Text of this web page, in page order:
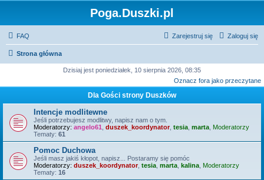
Poga.Duszki.pl
FAQ Zaloguj się
Zarejestruj się
Strona główna
Dzisiaj jest poniedziałek, 10 sierpnia 2026, 08:35
Oznacz fora jako przeczytane
Dla Gości strony Duszków
Intencje modlitewne
Jeśli potrzebujesz modlitwy, napisz nam o tym.
Moderatorzy: angelo61 duszek_koordynator, tesia marta Moderatorzy
Tematy: 61
Pomoc Duchowa
Jeśli masz jakiś kłopot, napisz... Postaramy się pomóc
Moderatorzy: duszek_koordynator, tesia marta kalina Moderatorzy
Tematy: 16